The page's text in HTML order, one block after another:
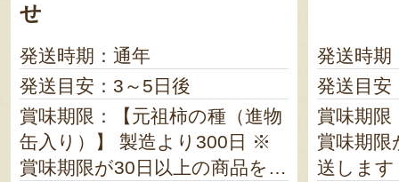
せ
発送時期：通年
発送目安：3～5日後
賞味期限：【元祖柿の種（進物
缶入り）】 製造より300日 ※
賞味期限が30日以上の商品を発
発送時期
発送目安
賞味期限
賞味期限
送します